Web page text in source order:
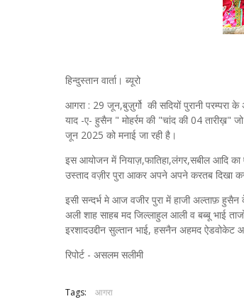
हिन्दुस्तान वार्ता। ब्यूरो
आगरा : 29 जून,बुज़ुर्गो की सदियों पुरानी परम्परा
याद -ए- हुसैन " मोहर्रम की "चांद की 04 तारीख़"
जून 2025 को मनाई जा रही है।
इस आयोजन में नियाज़,फातिहा,लंगर,सबील आदि का
उस्ताद वज़ीर पुरा आकर अपने अपने करतब दिखा
इसी सन्दर्भ मे आज वजीर पुरा में हाजी अल्ताफ़
अली शाह साहब मद जिल्लाहुल आली व बब्बू भाई
इरशादउद्दीन सुल्तान भाई, हसनैन अहमद ऐडवोकेट
रिपोर्ट - असलम सलीमी
Tags: आगरा